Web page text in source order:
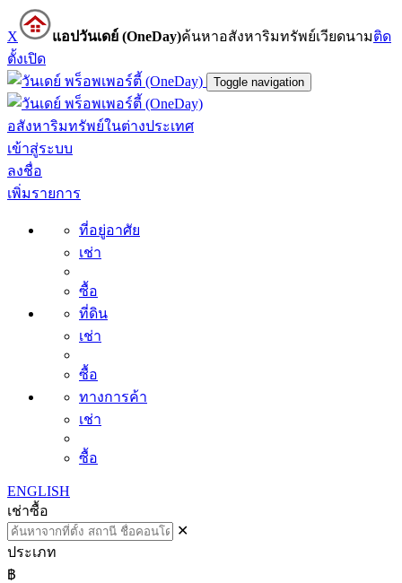
X แอปวันเดย์ (OneDay)ค้นหาอสังหาริมทรัพย์เวียดนามติด
ตั้งเปิด
Toggle navigation
อสังหาริมทรัพย์ในต่างประเทศ
เข้าสู่ระบบ
ลงชื่อ
เพิ่มรายการ
ที่อยู่อาศัย
เช่า
ซื้อ
ที่ดิน
เช่า
ซื้อ
ทางการค้า
เช่า
ซื้อ
ENGLISH
เช่าซื้อ
✕
ประเภท
฿